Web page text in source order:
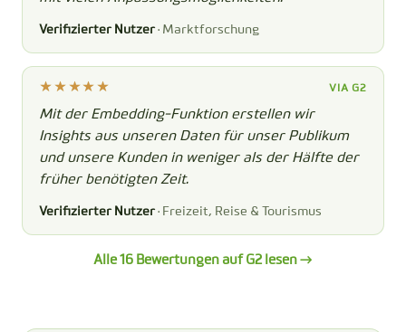
Verifizierter Nutzer · Marktforschung
VIA G2
Mit der Embedding-Funktion erstellen wir
Insights aus unseren Daten für unser Publikum
und unsere Kunden in weniger als der Hälfte der
früher benötigten Zeit.
Verifizierter Nutzer · Freizeit, Reise & Tourismus
Alle 16 Bewertungen auf G2 lesen →